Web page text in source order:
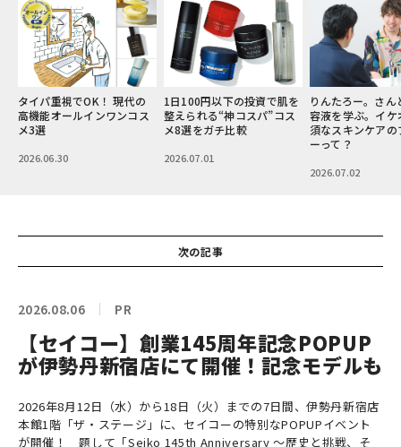
OK！ 現代の
インワンコス
1日100円以下の投資で肌を
整えられる“神コスパ”コス
メ8選をガチ比較
りんたろー。さんと導入美
容液を学ぶ。イケオジに必
須なスキンケアのブースタ
な
男
化
次の記事
2026.08.06 PR
【セイコー】創業145周年記念POPUP
が伊勢丹新宿店にて開催！記念モデルも
2026年8月12日（水）から18日（火）までの7日間、伊勢丹新宿店
本館1階「ザ・ステージ」に、セイコーの特別なPOPUPイベント
が開催！ 題して「Seiko 145th Anniversary ～歴史と挑戦、そ